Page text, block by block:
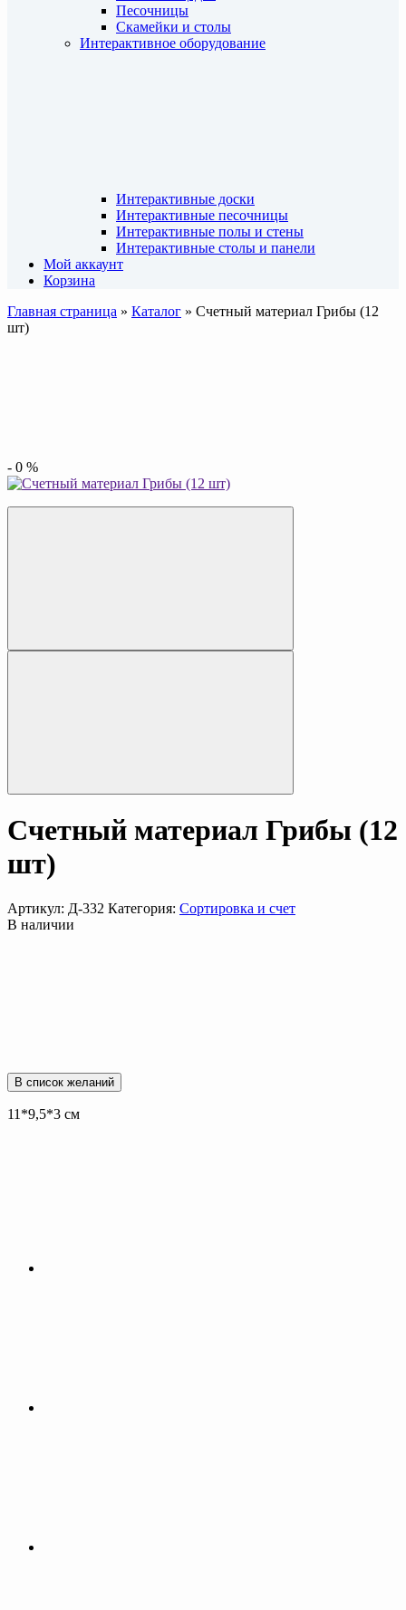
Песочницы
Скамейки и столы
Интерактивное оборудование
Интерактивные доски
Интерактивные песочницы
Интерактивные полы и стены
Интерактивные столы и панели
Мой аккаунт
Корзина
Главная страница » Каталог » Счетный материал Грибы (12
шт)
- 0 %
Счетный материал Грибы (12
шт)
Артикул: Д-332 Категория: Сортировка и счет
В наличии
В список желаний
11*9,5*3 см